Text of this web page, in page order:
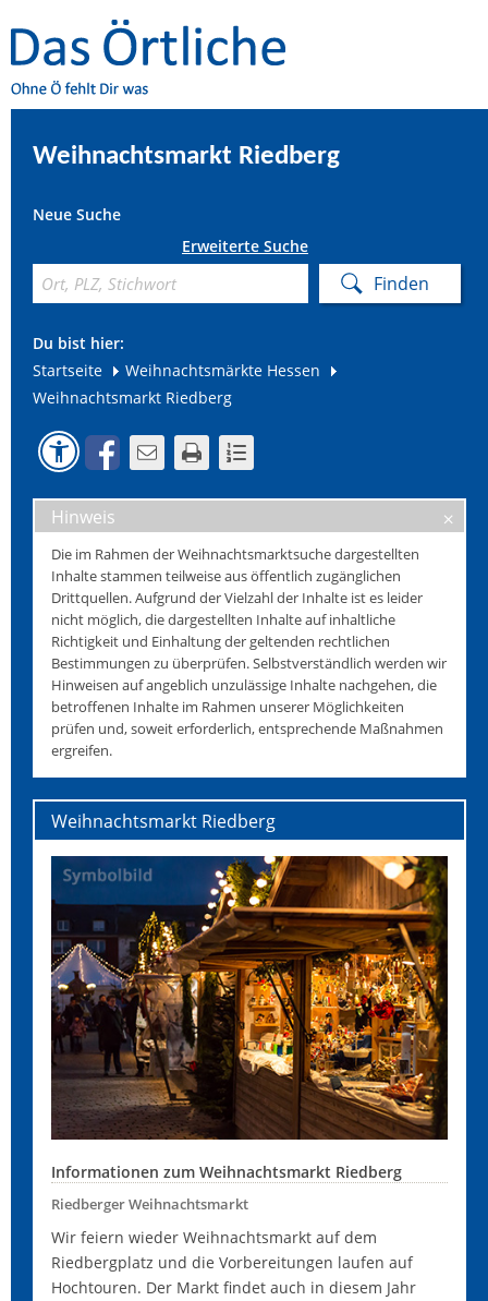
Weihnachtsmarkt Riedberg
Neue Suche
Erweiterte Suche
Du bist hier:
Startseite
Weihnachtsmärkte Hessen
Weihnachtsmarkt Riedberg
Hinweis
Die im Rahmen der Weihnachtsmarktsuche dargestellten
Inhalte stammen teilweise aus öffentlich zugänglichen
Drittquellen. Aufgrund der Vielzahl der Inhalte ist es leider
nicht möglich, die dargestellten Inhalte auf inhaltliche
Richtigkeit und Einhaltung der geltenden rechtlichen
Bestimmungen zu überprüfen. Selbstverständlich werden wir
Hinweisen auf angeblich unzulässige Inhalte nachgehen, die
betroffenen Inhalte im Rahmen unserer Möglichkeiten
prüfen und, soweit erforderlich, entsprechende Maßnahmen
ergreifen.
Weihnachtsmarkt Riedberg
Informationen zum Weihnachtsmarkt Riedberg
Riedberger Weihnachtsmarkt
Wir feiern wieder Weihnachtsmarkt auf dem
Riedbergplatz und die Vorbereitungen laufen auf
Hochtouren. Der Markt findet auch in diesem Jahr